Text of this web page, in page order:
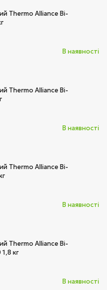
Thermo Alliance Bi-
В наявності
Thermo Alliance Bi-
В наявності
Thermo Alliance Bi-
В наявності
Thermo Alliance Bi-
кг
В наявності